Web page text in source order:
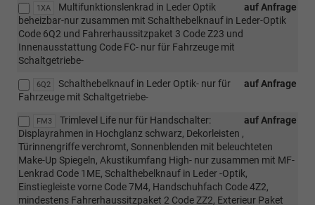
1XA auf Anfrage
Multifunktionslenkrad in Leder Optik
beheizbar-nur zusammen mit Schalthebelknauf in Leder-Optik
Code 6Q2 und Fahrerhaussitzpaket 3 Code Z23 und
Innenausstattung Code FC- nur für Fahrzeuge mit
Schaltgetriebe-
6Q2 auf Anfrage
Schalthebelknauf in Leder Optik- nur für
Fahrzeuge mit Schaltgetriebe-
FM3 auf Anfrage
Trimlevel Life nur für Handschalter:
Displayrahmen in Hochglanz schwarz, Dekorleisten ,
Türinnengriffe verchromt, Sonnenblenden mit beleuchteten
Make-Up Spiegeln, Akustikumfang High- nur zusammen mit MF-
Lenkrad Code 1ME, Schalthebelknauf in Leder -Optik,
Einstiegleiste vorne Code 7M4, Handschuhfach Code 4Z2,
mindestens Fahrerhaussitzpaket 2 Code ZZ2, Exterieur Paket